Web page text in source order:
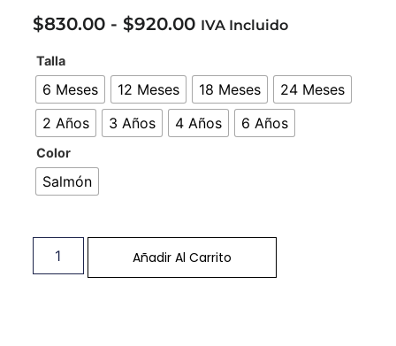
$830.00 - $920.00 IVA Incluido
Talla
6 Meses 12 Meses 18 Meses
24 Meses
2 Años
3 Años 4 Años 6 Años
Color
Salmón
Añadir Al Carrito